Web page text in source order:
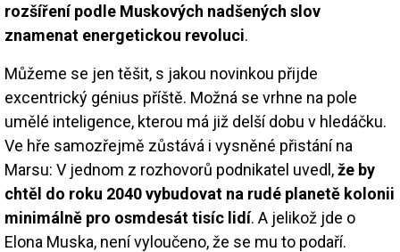
rozšíření podle Muskových nadšených slov
znamenat energetickou revoluci.
Můžeme se jen těšit, s jakou novinkou přijde
excentrický génius příště. Možná se vrhne na pole
umělé inteligence, kterou má již delší dobu v hledáčku.
Ve hře samozřejmě zůstává i vysněné přistání na
Marsu: V jednom z rozhovorů podnikatel uvedl,že by
chtěl do roku 2040 vybudovat na rudé planetě kolonii
minimálně pro osmdesát tisíc lidí. A jelikož jde o
Elona Muska, není vyloučeno, že se mu to podaří.